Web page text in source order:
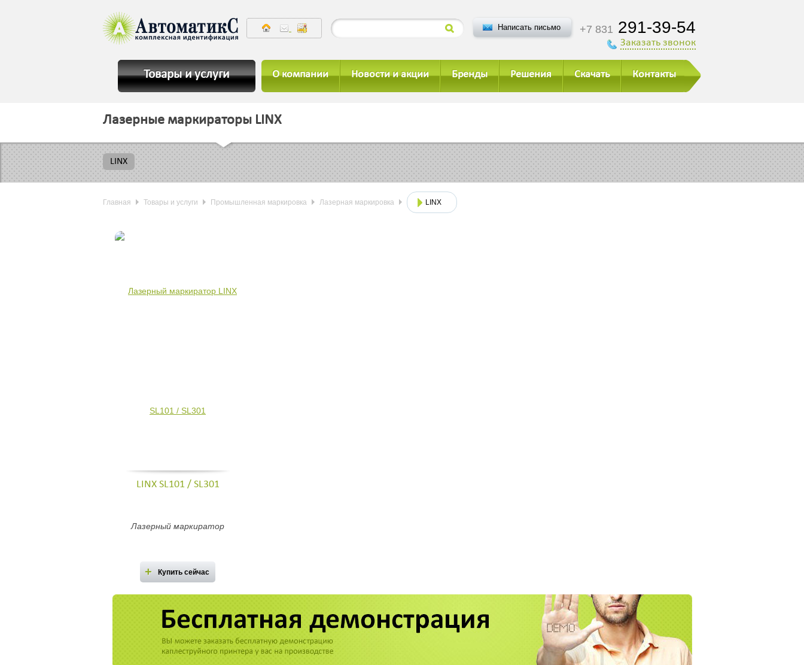
Написать письмо +7 831 291-39-54
Заказать звонок
Товары и услуги О компании Новости и акции Бренды Решения Скачать Контакты
Лазерные маркираторы LINX
LINX
Главная Товары и услуги Промышленная маркировка Лазерная маркировка LINX
LINX SL101 / SL301
Лазерный маркиратор
Купить сейчас